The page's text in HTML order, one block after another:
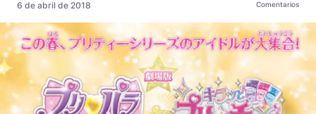
6 de abril de 2018 Comentarios